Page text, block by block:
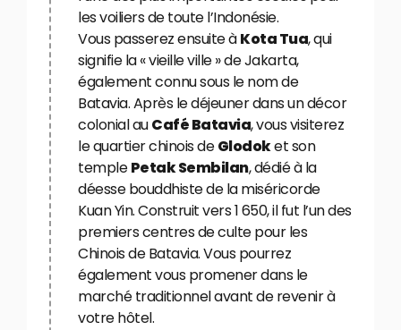
les voiliers de toute l’Indonésie.
Vous passerez ensuite àKota Tua, qui
signifie la « vieille ville » de Jakarta,
également connu sous le nom de
Batavia. Après le déjeuner dans un décor
colonial auCafé Batavia, vous visiterez
le quartier chinois deGlodoket son
templePetak Sembilan, dédié à la
déesse bouddhiste de la miséricorde
Kuan Yin. Construit vers 1 650, il fut l’un des
premiers centres de culte pour les
Chinois de Batavia. Vous pourrez
également vous promener dans le
marché traditionnel avant de revenir à
votre hôtel.